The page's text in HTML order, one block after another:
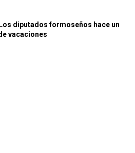
diputados formoseños hace un
vacaciones